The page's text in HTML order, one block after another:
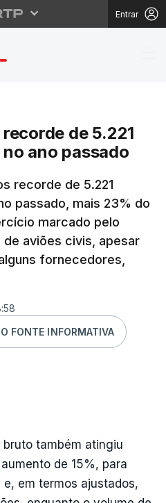
Entrar
lucro
de 5.221
ano passado
recorde de 5.221
passado, mais 23% do
marcado pelo
aviões civis, apesar
fornecedores,
FONTE INFORMATIVA
também atingiu
de 15%, para
em termos ajustados,